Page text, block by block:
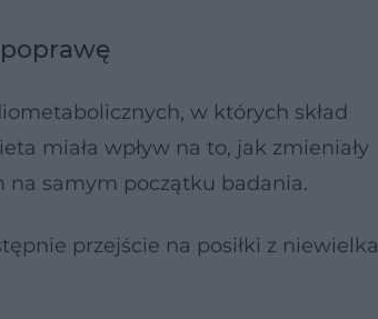
w których skład
miała wpływ na to, jak zmieniały
samym początku badania.
przejście na posiłki z niewielka